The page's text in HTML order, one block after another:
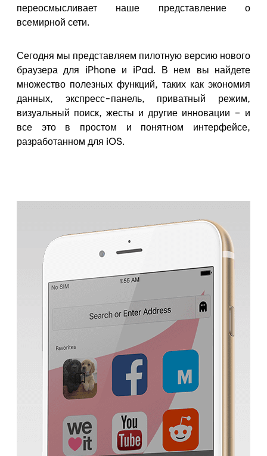
переосмысливает наше представление о
всемирной сети.
Сегодня мы представляем пилотную версию нового
браузера для iPhone и iPad. В нем вы найдете
множество полезных функций, таких как экономия
данных, экспресс-панель, приватный режим,
визуальный поиск, жесты и другие инновации – и
все это в простом и понятном интерфейсе,
разработанном для iOS.